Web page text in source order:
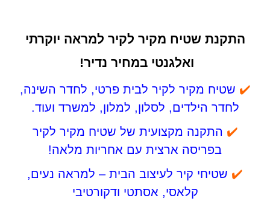
התקנת שטיח מקיר לקיר למראה יוקרתי
ואלגנטי במחיר נדיר!
✔️ שטיח מקיר לקיר לבית פרטי, לחדר השינה,
לחדר הילדים, לסלון, למלון, למשרד ועוד.
✔️ התקנה מקצועית של שטיח מקיר לקיר
בפריסה ארצית עם אחריות מלאה!
✔️ שטיחי קיר לעיצוב הבית – למראה נעים,
קלאסי, אסתטי ודקורטיבי